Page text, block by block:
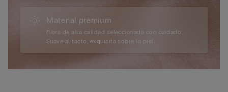
Material premium
Fibra de alta calidad seleccionada con cuidado.
Suave al tacto, exquisita sobre la piel.